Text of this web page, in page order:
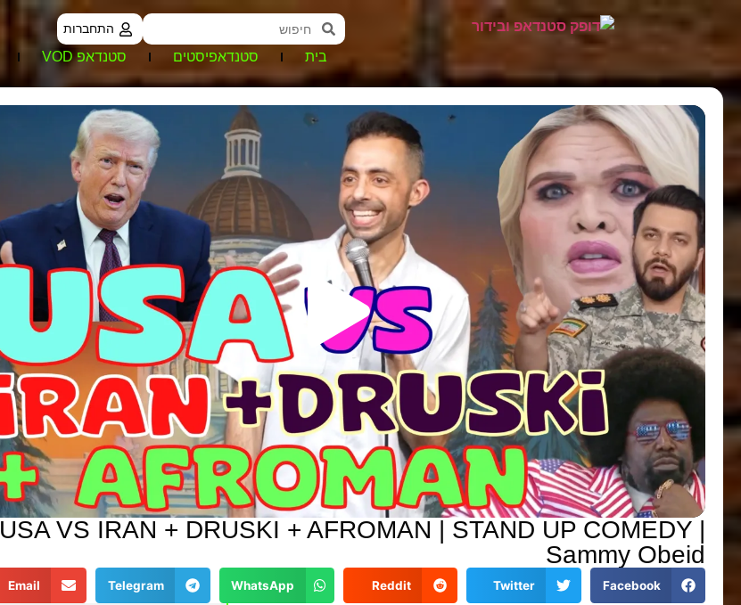
התחברות
בית סטנדאפיסטים סטנדאפ VOD
USA VS IRAN + DRUSKI + AFROMAN | STAND UP COMEDY |
Sammy Obeid
Facebook
Twitter
Reddit
WhatsApp
Telegram
Email